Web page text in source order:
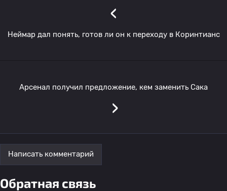
‹
Неймар дал понять, готов ли он к переходу в Коринтианс
Арсенал получил предложение, кем заменить Сака
›
Написать комментарий
Обратная связь